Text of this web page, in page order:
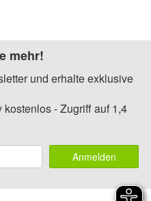
mehr!
und erhalte exklusive
kostenlos - Zugriff auf 1,4
Anmelden